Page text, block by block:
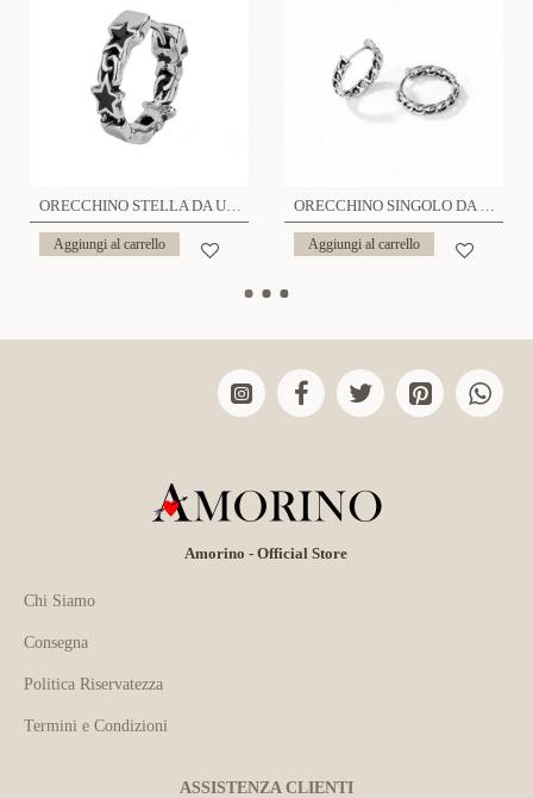
ORECCHINO STELLA DA UOMO - JJ2328E255
Aggiungi al carrello
ORECCHINO SINGOLO DA UOMO A CERCHIO CATENA - JJ2324E244/E245
Aggiungi al carrello
Amorino - Official Store
Chi Siamo
Consegna
Politica Riservatezza
Termini e Condizioni
ASSISTENZA CLIENTI